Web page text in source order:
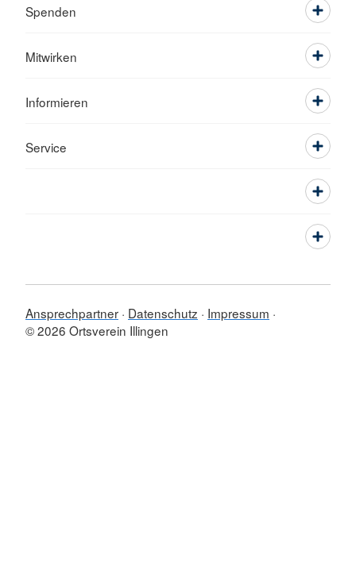
Spenden
Mitwirken
Informieren
Service
Ansprechpartner Datenschutz
Impressum
© 2026 Ortsverein Illingen